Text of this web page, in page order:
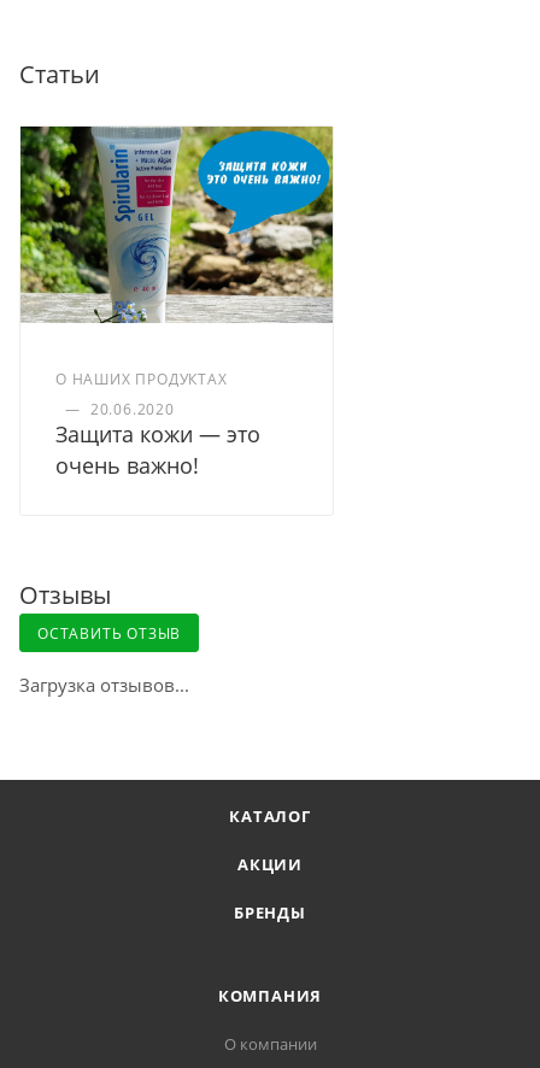
Доставка курьером СДЭК по России
Доставка в отделение Почты России
Статьи
О НАШИХ ПРОДУКТАХ
— 20.06.2020
Защита кожи — это
очень важно!
Отзывы
ОСТАВИТЬ ОТЗЫВ
Загрузка отзывов...
КАТАЛОГ
АКЦИИ
БРЕНДЫ
КОМПАНИЯ
О компании